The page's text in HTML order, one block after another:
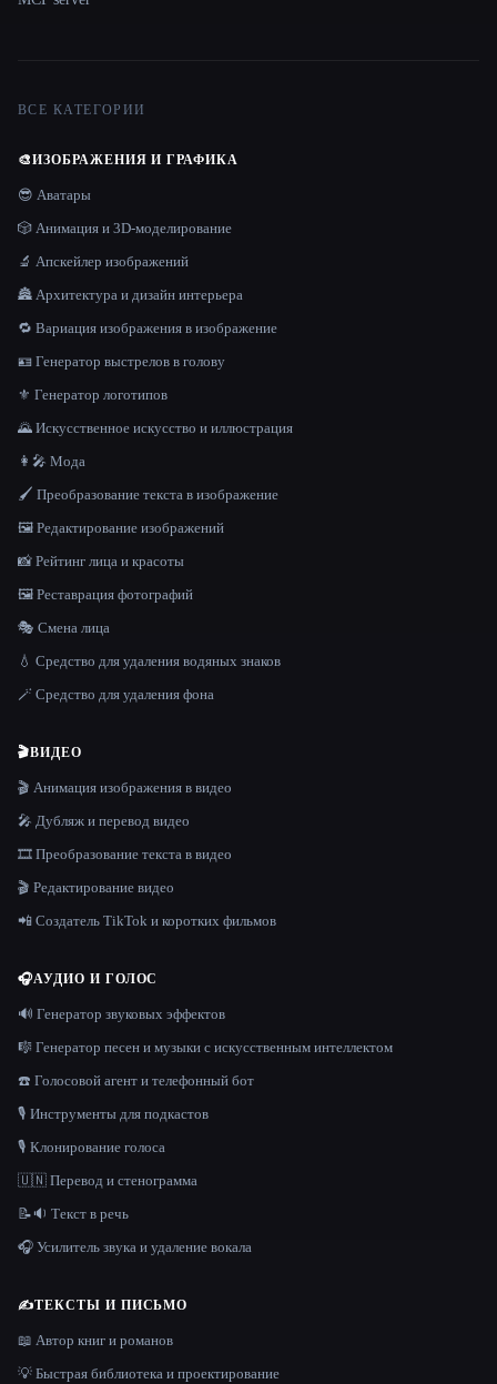
ВСЕ КАТЕГОРИИ
🎨ИЗОБРАЖЕНИЯ И ГРАФИКА
😎 Аватары
🎲 Анимация и 3D-моделирование
🔬 Апскейлер изображений
🏯 Архитектура и дизайн интерьера
🔁 Вариация изображения в изображение
🪪 Генератор выстрелов в голову
⚜️ Генератор логотипов
🌄 Искусственное искусство и иллюстрация
👩‍🎤 Мода
🖌️ Преобразование текста в изображение
🖼️ Редактирование изображений
📸 Рейтинг лица и красоты
🖼️ Реставрация фотографий
🎭 Смена лица
💧 Средство для удаления водяных знаков
🪄 Средство для удаления фона
🎬ВИДЕО
🎬 Анимация изображения в видео
🎤 Дубляж и перевод видео
🎞️ Преобразование текста в видео
🎬 Редактирование видео
📲 Создатель TikTok и коротких фильмов
🎧АУДИО И ГОЛОС
🔊 Генератор звуковых эффектов
🎼 Генератор песен и музыки с искусственным интеллектом
☎️ Голосовой агент и телефонный бот
🎙️ Инструменты для подкастов
🎙️ Клонирование голоса
🇺🇳 Перевод и стенограмма
📝🔉 Текст в речь
🎧 Усилитель звука и удаление вокала
✍️ТЕКСТЫ И ПИСЬМО
📖 Автор книг и романов
💡 Быстрая библиотека и проектирование